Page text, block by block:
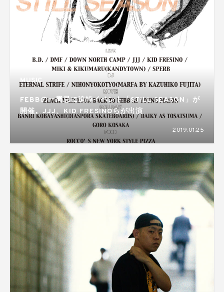
MUSIC
FEBBの一周忌に追悼イベント「STILL SEASON」が
開催。JJJ、KID FRESINOらが出演
2019.01.25